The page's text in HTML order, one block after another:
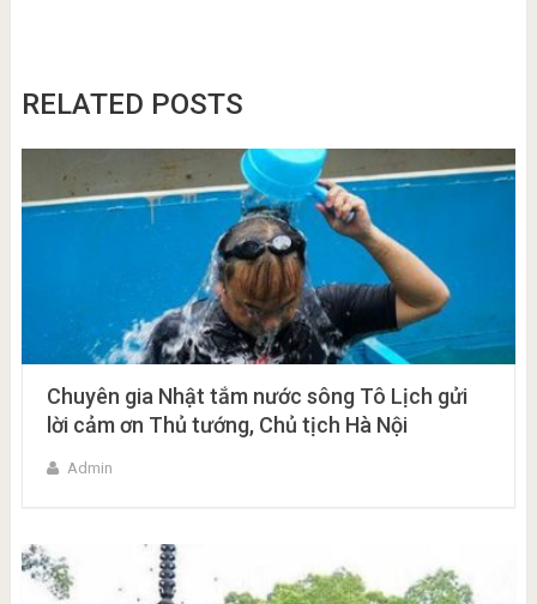
RELATED POSTS
Chuyên gia Nhật tắm nước sông Tô Lịch gửi
lời cảm ơn Thủ tướng, Chủ tịch Hà Nội
Admin